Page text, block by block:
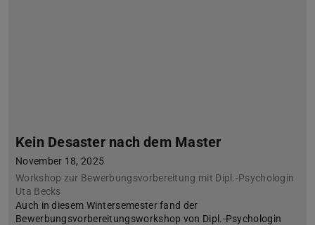
Kein Desaster nach dem Master
November 18, 2025
Workshop zur Bewerbungsvorbereitung mit Dipl.-Psychologin
Uta Becks
Auch in diesem Wintersemester fand der
Bewerbungsvorbereitungsworkshop von Dipl.-Psychologin